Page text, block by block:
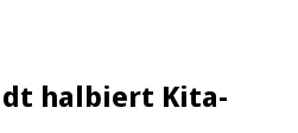
halbiert Kita-